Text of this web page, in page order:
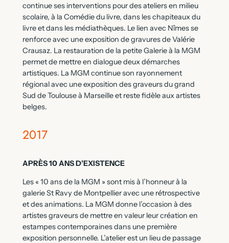
continue ses interventions pour des ateliers en milieu
scolaire, à la Comédie du livre, dans les chapiteaux du
livre et dans les médiathèques. Le lien avec Nîmes se
renforce avec une exposition de gravures de Valérie
Crausaz. La restauration de la petite Galerie à la MGM
permet de mettre en dialogue deux démarches
artistiques. La MGM continue son rayonnement
régional avec une exposition des graveurs du grand
Sud de Toulouse à Marseille et reste fidèle aux artistes
belges.
2017
APRÈS 10 ANS D’EXISTENCE
Les « 10 ans de la MGM » sont mis à l’honneur à la
galerie St Ravy de Montpellier avec une rétrospective
et des animations. La MGM donne l’occasion à des
artistes graveurs de mettre en valeur leur création en
estampes contemporaines dans une première
exposition personnelle. L’atelier est un lieu de passage